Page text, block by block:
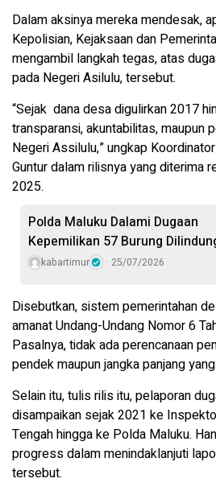
Dalam aksinya mereka mendesak,
Kepolisian, Kejaksaan dan
mengambil langkah tegas, atas
pada Negeri Asilulu, tersebut.
“Sejak dana desa digulirkan 2017
transparansi, akuntabilitas, maupun
Negeri Assilulu,” ungkap
Guntur dalam rilisnya yang diterima
2025.
Polda Maluku Dalami Dugaan
Kepemilikan 57 Burung
kabartimur 25/07/2026
Disebutkan, sistem pemerintahan
amanat Undang-Undang Nomor 6
Pasalnya, tidak ada perencanaan
pendek maupun jangka panjang
Selain itu, tulis rilis itu, pelaporan
disampaikan sejak 2021 ke
Tengah hingga ke Polda Maluku.
progress dalam menindaklanjuti
tersebut.